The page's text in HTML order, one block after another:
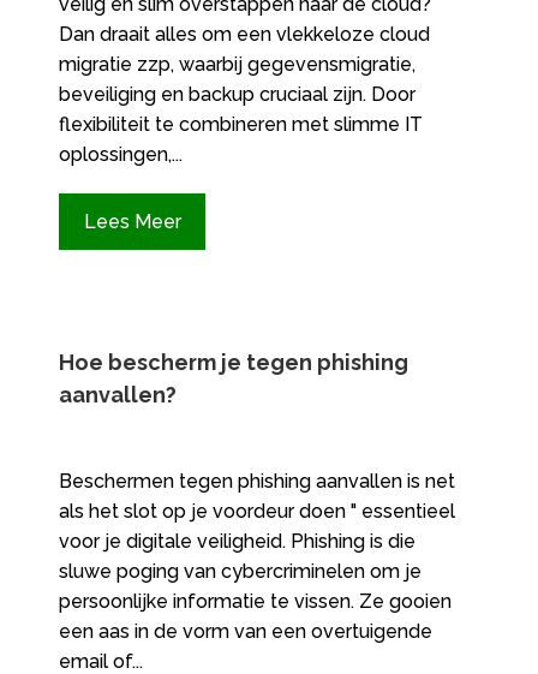
Dan draait alles om een vlekkeloze cloud
migratie zzp, waarbij gegevensmigratie,
beveiliging en backup cruciaal zijn.​ Door
flexibiliteit te combineren met slimme IT
oplossingen,...
Lees Meer
Hoe bescherm je tegen phishing
aanvallen?
Beschermen tegen phishing aanvallen is net
als het slot op je voordeur doen " essentieel
voor je digitale veiligheid. Phishing is die
sluwe poging van cybercriminelen om je
persoonlijke informatie te vissen. Ze gooien
een aas in de vorm van een overtuigende
email of...